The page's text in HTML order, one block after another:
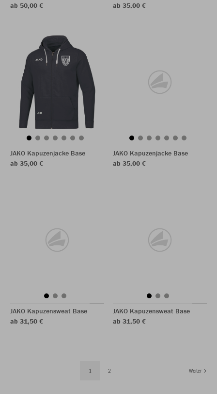
ab 50,00 €
ab 35,00 €
JAKO Kapuzenjacke Base
ab 35,00 €
JAKO Kapuzenjacke Base
ab 35,00 €
JAKO Kapuzensweat Base
ab 31,50 €
JAKO Kapuzensweat Base
ab 31,50 €
1 2 Weiter